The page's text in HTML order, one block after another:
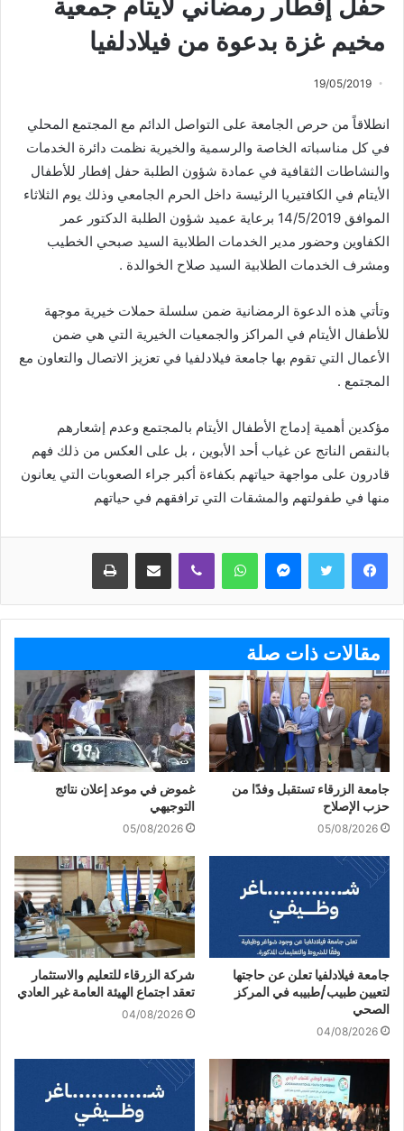
حفل إفطار رمضاني لأيتام جمعية
مخيم غزة بدعوة من فيلادلفيا
19/05/2019
انطلاقاً من حرص الجامعة على التواصل الدائم مع المجتمع المحلي
في كل مناسباته الخاصة والرسمية والخيرية نظمت دائرة الخدمات
والنشاطات الثقافية في عمادة شؤون الطلبة حفل إفطار للأطفال
الأيتام في الكافتيريا الرئيسة داخل الحرم الجامعي وذلك يوم الثلاثاء
الموافق 14/5/2019 برعاية عميد شؤون الطلبة الدكتور عمر
الكفاوين وحضور مدير الخدمات الطلابية السيد صبحي الخطيب
ومشرف الخدمات الطلابية السيد صلاح الخوالدة .
وتأتي هذه الدعوة الرمضانية ضمن سلسلة حملات خيرية موجهة
للأطفال الأيتام في المراكز والجمعيات الخيرية التي هي ضمن
الأعمال التي تقوم بها جامعة فيلادلفيا في تعزيز الاتصال والتعاون مع
المجتمع .
مؤكدين أهمية إدماج الأطفال الأيتام بالمجتمع وعدم إشعارهم
بالنقص الناتج عن غياب أحد الأبوين ، بل على العكس من ذلك فهم
قادرون على مواجهة حياتهم بكفاءة أكبر جراء الصعوبات التي يعانون
منها في طفولتهم والمشقات التي ترافقهم في حياتهم
ماسنجر واتساب ڤايبر مشاركة عبر البريد طباعة
مقالات ذات صلة
جامعة الزرقاء تستقبل وفدًا من
حزب الإصلاح
05/08/2026
غموض في موعد إعلان نتائج
التوجيهي
05/08/2026
جامعة فيلادلفيا تعلن عن حاجتها
لتعيين طبيب/طبيبه في المركز
الصحي
04/08/2026
شركة الزرقاء للتعليم والاستثمار
تعقد اجتماع الهيئة العامة غير العادي
04/08/2026